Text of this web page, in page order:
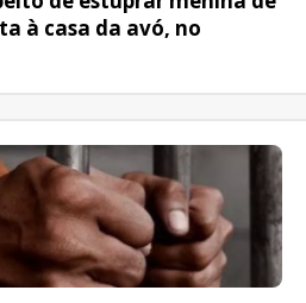
à casa da avó, no